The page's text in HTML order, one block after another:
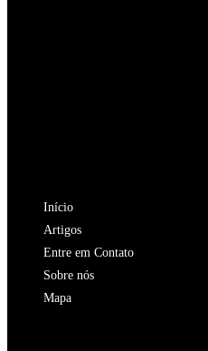
aba
nova
aba
Início
Artigos
Entre em Contato
Sobre nós
Mapa